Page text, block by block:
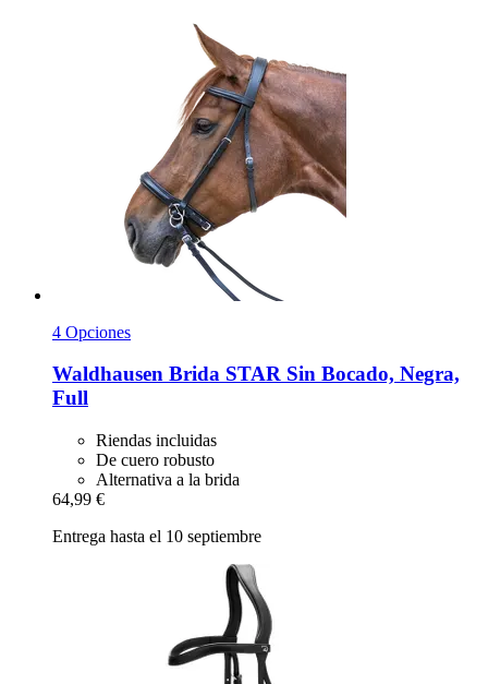
4 Opciones
Waldhausen Brida STAR Sin Bocado, Negra,
Full
Riendas incluidas
De cuero robusto
Alternativa a la brida
64,99 €
Entrega hasta el 10 septiembre